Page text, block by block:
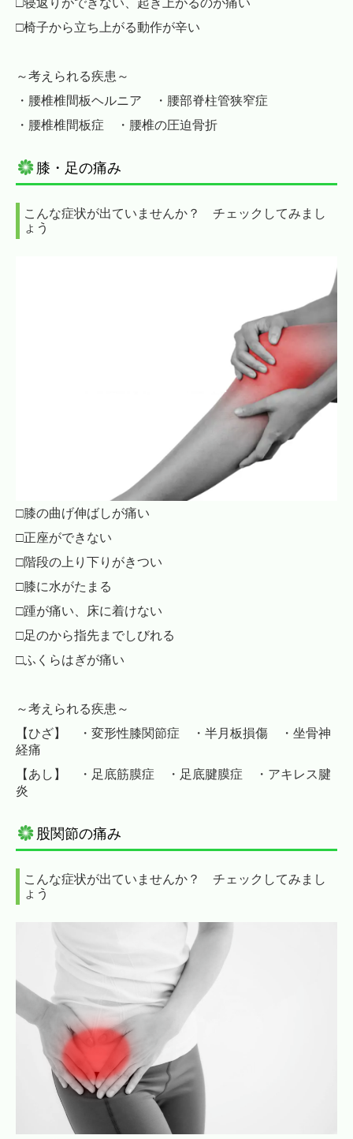
□椅子から立ち上がる動作が辛い
～考えられる疾患～
・腰椎椎間板ヘルニア ・腰部脊柱管狭窄症
・腰椎椎間板症 ・腰椎の圧迫骨折
膝・足の痛み
こんな症状が出ていませんか？ チェックしてみまし
ょう
□膝の曲げ伸ばしが痛い
□正座ができない
□階段の上り下りがきつい
□膝に水がたまる
□踵が痛い、床に着けない
□足のから指先までしびれる
□ふくらはぎが痛い
～考えられる疾患～
【ひざ】 ・変形性膝関節症 ・半月板損傷 ・坐骨神
経痛
【あし】 ・足底筋膜症 ・足底腱膜症 ・アキレス腱
炎
股関節の痛み
こんな症状が出ていませんか？ チェックしてみまし
ょう